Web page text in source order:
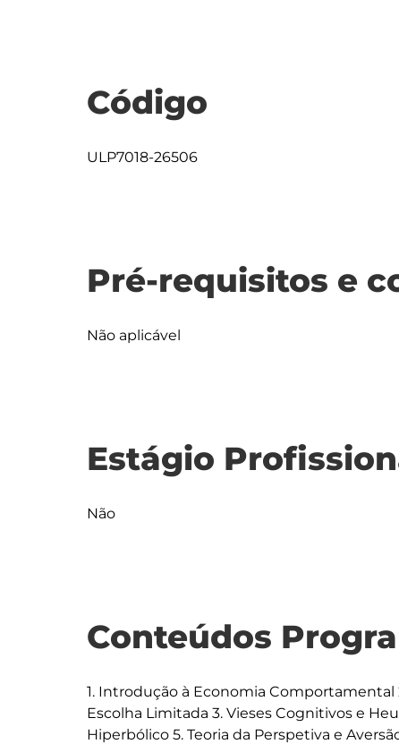
Código
ULP7018-26506
Pré-requisitos e
Não aplicável
Estágio
Não
Conteúdos
1. Introdução à Economia Comportamental
Escolha Limitada 3. Vieses Cognitivos e
Hiperbólico 5. Teoria da Perspetiva e